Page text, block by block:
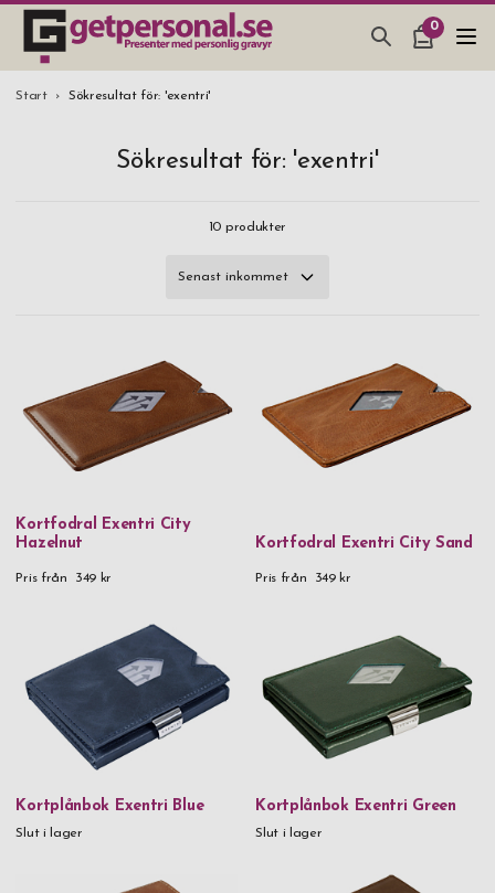
0
PRESENTER & PRYLAR
Start Sökresultat för: 'exentri'
Sökresultat för: 'exentri'
10 produkter
Kortfodral Exentri City
Hazelnut
Pris från 349 kr
Kortfodral Exentri City Sand
Pris från 349 kr
Kortplånbok Exentri Blue
Slut i lager
Kortplånbok Exentri Green
Slut i lager